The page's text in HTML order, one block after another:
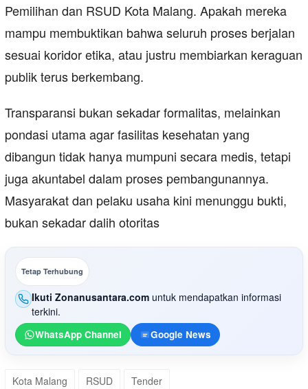
Pemilihan dan RSUD Kota Malang. Apakah mereka
mampu membuktikan bahwa seluruh proses berjalan
sesuai koridor etika, atau justru membiarkan keraguan
publik terus berkembang.
Transparansi bukan sekadar formalitas, melainkan
pondasi utama agar fasilitas kesehatan yang
dibangun tidak hanya mumpuni secara medis, tetapi
juga akuntabel dalam proses pembangunannya.
Masyarakat dan pelaku usaha kini menunggu bukti,
bukan sekadar dalih otoritas
Tetap Terhubung
Ikuti Zonanusantara.com untuk mendapatkan informasi
terkini.
WhatsApp Channel Google News
Kota Malang RSUD Tender